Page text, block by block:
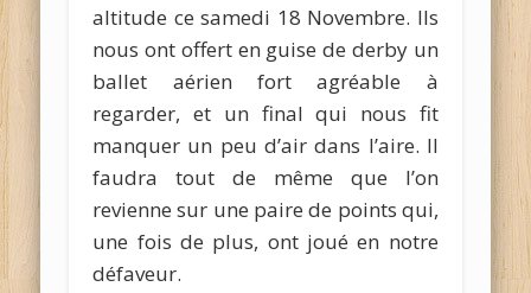
altitude ce samedi 18 Novembre. Ils
nous ont offert en guise de derby un
ballet aérien fort agréable à
regarder, et un final qui nous fit
manquer un peu d’air dans l’aire. Il
faudra tout de même que l’on
revienne sur une paire de points qui,
une fois de plus, ont joué en notre
défaveur.